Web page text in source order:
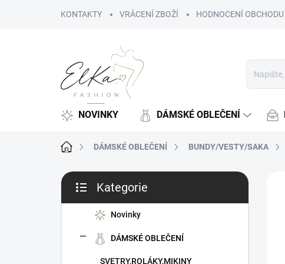
KONTAKTY VRÁCENÍ ZBOŽÍ HODNOCENÍ OBCHODU
NOVINKY DÁMSKÉ OBLEČENÍ
Domů DÁMSKÉ OBLEČENÍ BUNDY/VESTY/SAKA
P
s
kategorie
Kategorie
Novinky
DÁMSKÉ OBLEČENÍ
SVETRY,ROLÁKY,MIKINY